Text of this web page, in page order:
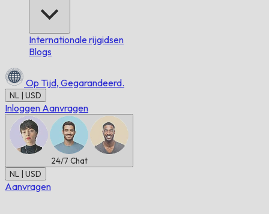
Internationale rijgidsen
Blogs
Op Tijd, Gegarandeerd.
NL | USD
Inloggen Aanvragen
24/7 Chat
NL | USD
Aanvragen